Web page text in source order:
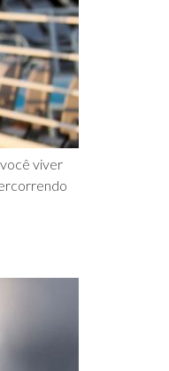
viver